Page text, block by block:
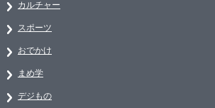
カルチャー
スポーツ
おでかけ
まめ学
デジもの